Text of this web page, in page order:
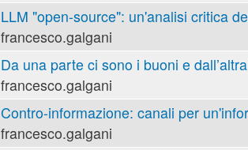
LLM "open-source": un'analisi critica
francesco.galgani
Da una parte ci sono i buoni e
francesco.galgani
Contro-informazione: canali per
francesco.galgani